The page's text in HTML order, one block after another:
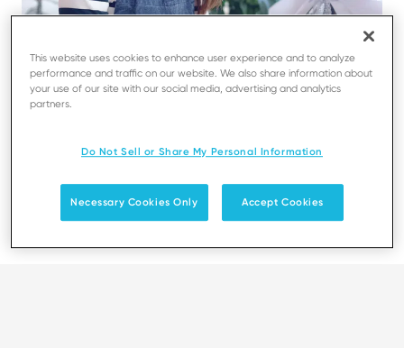
This website uses cookies to enhance user experience and to analyze
performance and traffic on our website. We also share information about
your use of our site with our social media, advertising and analytics
partners.
Do Not Sell or Share My Personal Information
Necessary Cookies Only Accept Cookies